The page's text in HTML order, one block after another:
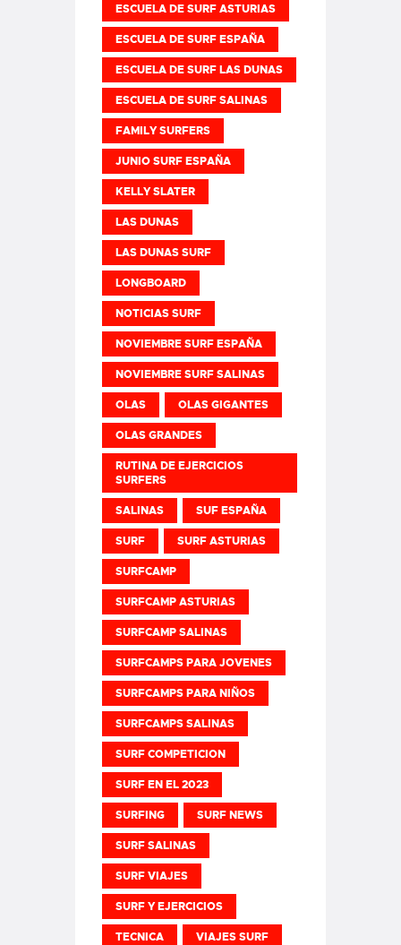
ESCUELA DE SURF ASTURIAS
ESCUELA DE SURF ESPAÑA
ESCUELA DE SURF LAS DUNAS
ESCUELA DE SURF SALINAS
FAMILY SURFERS
JUNIO SURF ESPAÑA
KELLY SLATER
LAS DUNAS
LAS DUNAS SURF
LONGBOARD
NOTICIAS SURF
NOVIEMBRE SURF ESPAÑA
NOVIEMBRE SURF SALINAS
OLAS OLAS GIGANTES
OLAS GRANDES
RUTINA DE EJERCICIOS
SURFERS
SALINAS SUF ESPAÑA
SURF SURF ASTURIAS
SURFCAMP
SURFCAMP ASTURIAS
SURFCAMP SALINAS
SURFCAMPS PARA JOVENES
SURFCAMPS PARA NIÑOS
SURFCAMPS SALINAS
SURF COMPETICION
SURF EN EL 2023
SURFING SURF NEWS
SURF SALINAS
SURF VIAJES
SURF Y EJERCICIOS
TECNICA VIAJES SURF